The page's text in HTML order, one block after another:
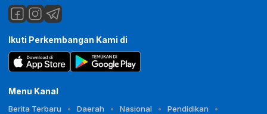
Ikuti Perkembangan Kami di
Menu Kanal
Berita Terbaru Daerah Nasional
Pendidikan